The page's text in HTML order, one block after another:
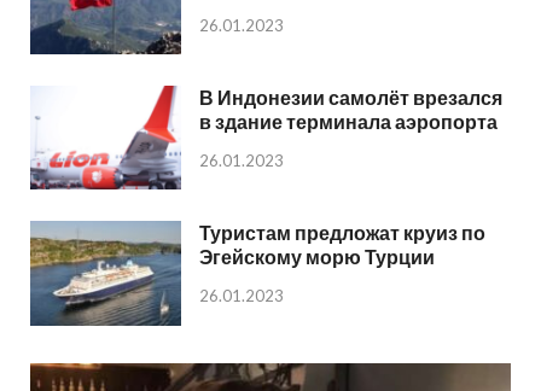
26.01.2023
В Индонезии самолёт врезался
в здание терминала аэропорта
26.01.2023
Туристам предложат круиз по
Эгейскому морю Турции
26.01.2023